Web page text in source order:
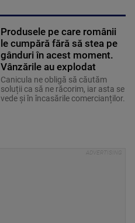
Produsele pe care românii
le cumpără fără să stea pe
gânduri în acest moment.
Vânzările au explodat
Canicula ne obligă să căutăm
soluții ca să ne răcorim, iar asta se
vede și în încasările comercianților.